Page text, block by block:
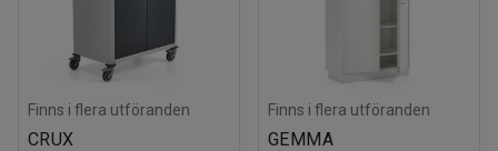
Finns i flera utföranden
CRUX
Finns i flera utföranden
GEMMA